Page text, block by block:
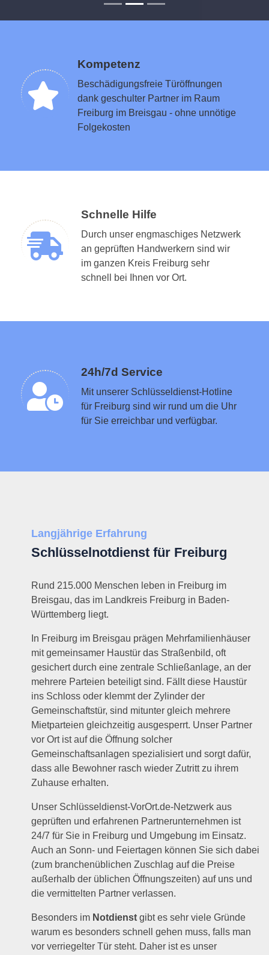
Kompetenz
Beschädigungsfreie Türöffnungen
dank geschulter Partner im Raum
Freiburg im Breisgau - ohne unnötige
Folgekosten
Schnelle Hilfe
Durch unser engmaschiges Netzwerk
an geprüften Handwerkern sind wir
im ganzen Kreis Freiburg sehr
schnell bei Ihnen vor Ort.
24h/7d Service
Mit unserer Schlüsseldienst-Hotline
für Freiburg sind wir rund um die Uhr
für Sie erreichbar und verfügbar.
Schlüsseldienst in der Nähe vermitteln
Langjährige Erfahrung
Schlüsselnotdienst für Freiburg
Rund 215.000 Menschen leben in Freiburg im
Breisgau, das im Landkreis Freiburg in Baden-
Württemberg liegt.
In Freiburg im Breisgau prägen Mehrfamilienhäuser
mit gemeinsamer Haustür das Straßenbild, oft
gesichert durch eine zentrale Schließanlage, an der
mehrere Parteien beteiligt sind. Fällt diese Haustür
ins Schloss oder klemmt der Zylinder der
Gemeinschaftstür, sind mitunter gleich mehrere
Mietparteien gleichzeitig ausgesperrt. Unser Partner
vor Ort ist auf die Öffnung solcher
Gemeinschaftsanlagen spezialisiert und sorgt dafür,
dass alle Bewohner rasch wieder Zutritt zu ihrem
Zuhause erhalten.
Unser Schlüsseldienst-VorOrt.de-Netzwerk aus
geprüften und erfahrenen Partnerunternehmen ist
24/7 für Sie in Freiburg und Umgebung im Einsatz.
Auch an Sonn- und Feiertagen können Sie sich dabei
(zum branchenüblichen Zuschlag auf die Preise
außerhalb der üblichen Öffnungszeiten) auf uns und
die vermittelten Partner verlassen.
Besonders im Notdienst gibt es sehr viele Gründe
warum es besonders schnell gehen muss, falls man
vor verriegelter Tür steht. Daher ist es unser